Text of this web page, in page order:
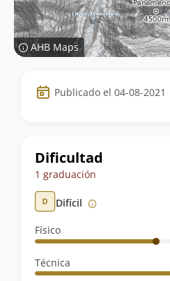
AHB Maps
Datos
de
ruta
Publicado el 04-08-2021
Dificultad
1 graduación
Difícil
Físico
Técnica